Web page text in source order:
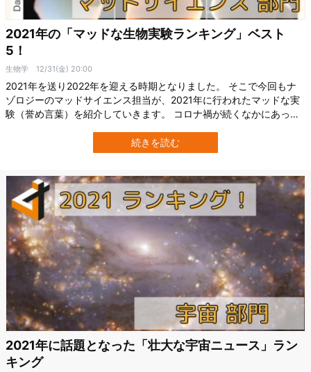
2021年の「マッドな生物実験ランキング」ベスト
5！
生物学 12/31(金) 20:00
2021年を送り2022年を迎える時期となりました。 そこで今回もナ
ゾロジーのマッドサイエンス担当が、2021年に行われたマッドな実
験（誉め言葉）を紹介していきます。 コロナ禍が続くなかにあって
数々の衝撃の結果をもたらしました。 ・世界を見る目がある人工培
養脳 ・脳に刺し込んだ電極による精神操作 ・幹細胞から卵子や胎児
続きを読む
2021年に話題となった「壮大な宇宙ニュース」ラン
キング